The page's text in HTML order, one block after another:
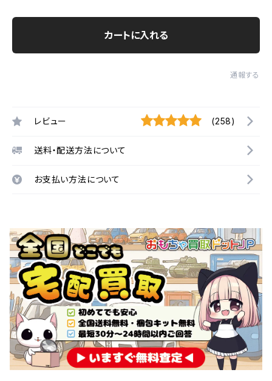
カートに入れる
通報する
レビュー (258)
送料・配送方法について
お支払い方法について